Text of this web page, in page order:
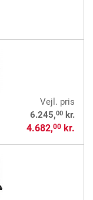
Vejl. pris
6.245,00kr.
4.682,00kr.